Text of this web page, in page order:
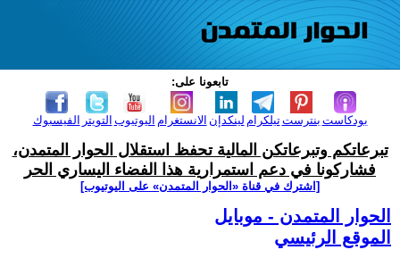
تابعونا على:
الفيسبوك التويتر اليوتيوب الانستغرام لينكدإن تيلكرامبنترست بودكاست
تبرعاتكم وتبرعاتكن المالية تحفظ استقلال الحوار المتمدن،
فشاركونا في دعم استمرارية هذا الفضاء اليساري الحر
[اشترك في قناة ‫«الحوار المتمدن» على اليوتيوب]
الحوار المتمدن - موبايل
الموقع الرئيسي